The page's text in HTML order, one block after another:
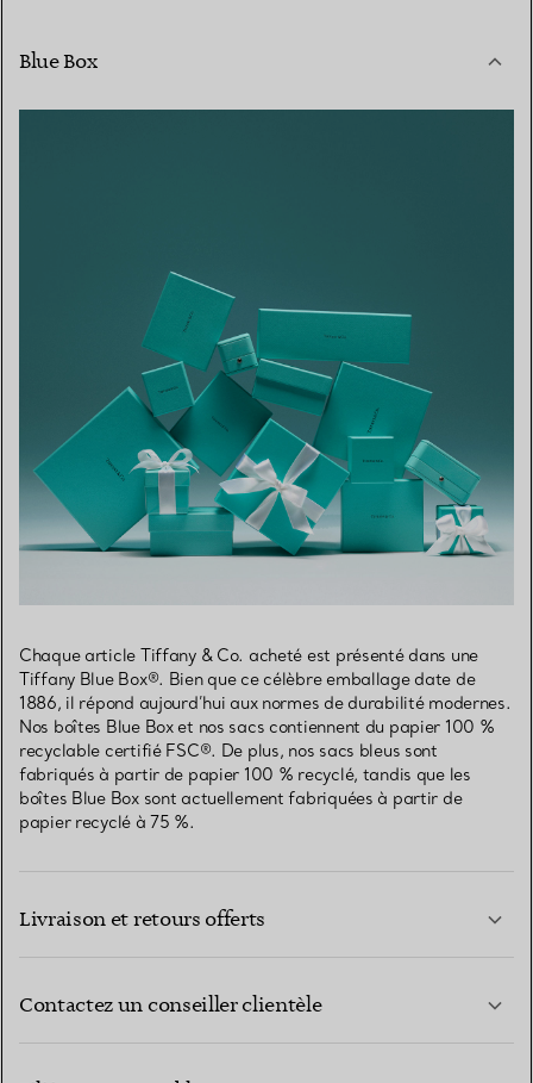
Blue Box
Chaque article Tiffany & Co. acheté est présenté dans une
Tiffany Blue Box®. Bien que ce célèbre emballage date de
1886, il répond aujourd’hui aux normes de durabilité modernes.
Nos boîtes Blue Box et nos sacs contiennent du papier 100 %
recyclable certifié FSC®. De plus, nos sacs bleus sont
fabriqués à partir de papier 100 % recyclé, tandis que les
boîtes Blue Box sont actuellement fabriquées à partir de
papier recyclé à 75 %.
Livraison et retours offerts
Contactez un conseiller clientèle